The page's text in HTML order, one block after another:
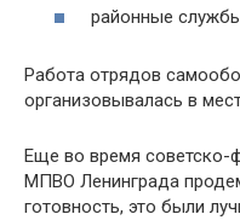
районные
Работа отрядов
организовывалась в
Еще во время советско-
МПВО Ленинграда
готовность, это были